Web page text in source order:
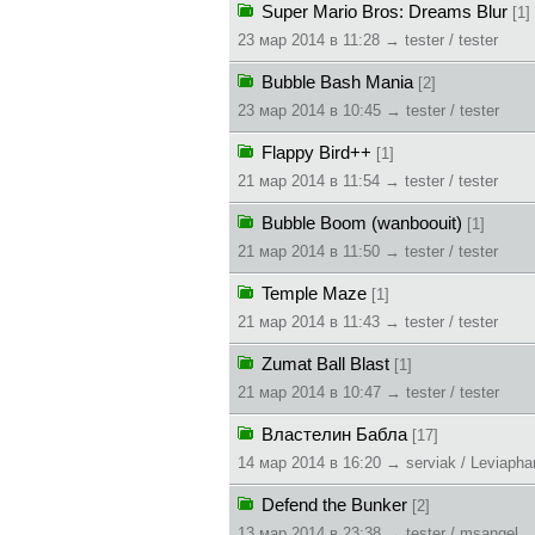
Super Mario Bros: Dreams Blur [1]
23 мар 2014 в 11:28 → tester / tester
Bubble Bash Mania [2]
23 мар 2014 в 10:45 → tester / tester
Flappy Bird++ [1]
21 мар 2014 в 11:54 → tester / tester
Bubble Boom (wanboouit) [1]
21 мар 2014 в 11:50 → tester / tester
Temple Maze [1]
21 мар 2014 в 11:43 → tester / tester
Zumat Ball Blast [1]
21 мар 2014 в 10:47 → tester / tester
Властелин Бабла [17]
14 мар 2014 в 16:20 → serviak /
Defend the Bunker [2]